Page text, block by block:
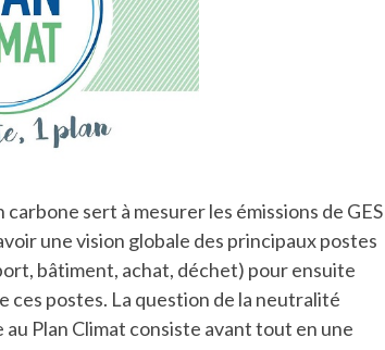
carbone sert à mesurer les émissions de GES
une vision globale des principaux postes
bâtiment, achat, déchet) pour ensuite
ces postes. La question de la neutralité
Plan Climat consiste avant tout en une